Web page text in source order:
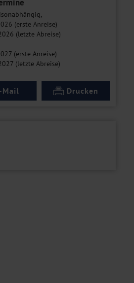
(erste Anreise)
(letzte Abreise)
(erste Anreise)
(letzte Abreise)
Mail Drucken